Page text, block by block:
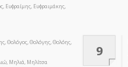
Ευφραίμης, Ευφραιμάκης,
Θολόγος, Θολόγης, Θολόης,
Μηλιά, Μηλίτσα
9